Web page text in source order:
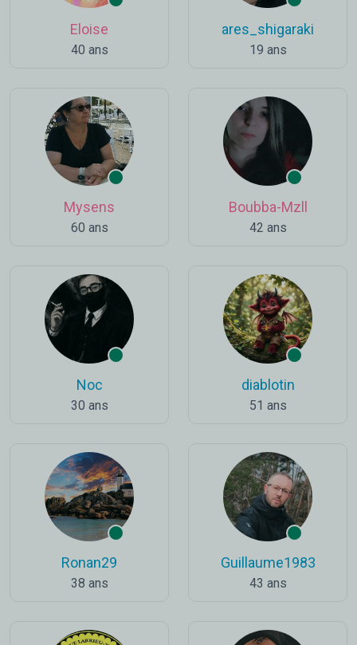
Eloise
40 ans
ares_shigaraki
19 ans
Mysens
60 ans
Boubba-Mzll
42 ans
Noc
30 ans
diablotin
51 ans
Ronan29
38 ans
Guillaume1983
43 ans